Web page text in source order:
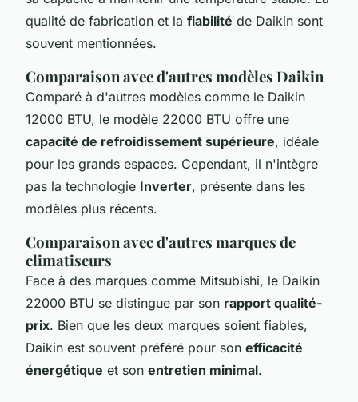
qualité de fabrication et la fiabilité de Daikin sont
souvent mentionnées.
Comparaison avec d'autres modèles Daikin
Comparé à d'autres modèles comme le Daikin
12000 BTU, le modèle 22000 BTU offre une
capacité de refroidissement supérieure, idéale
pour les grands espaces. Cependant, il n'intègre
pas la technologie Inverter, présente dans les
modèles plus récents.
Comparaison avec d'autres marques de
climatiseurs
Face à des marques comme Mitsubishi, le Daikin
22000 BTU se distingue par son rapport qualité-
prix. Bien que les deux marques soient fiables,
Daikin est souvent préféré pour son efficacité
énergétique et son entretien minimal.